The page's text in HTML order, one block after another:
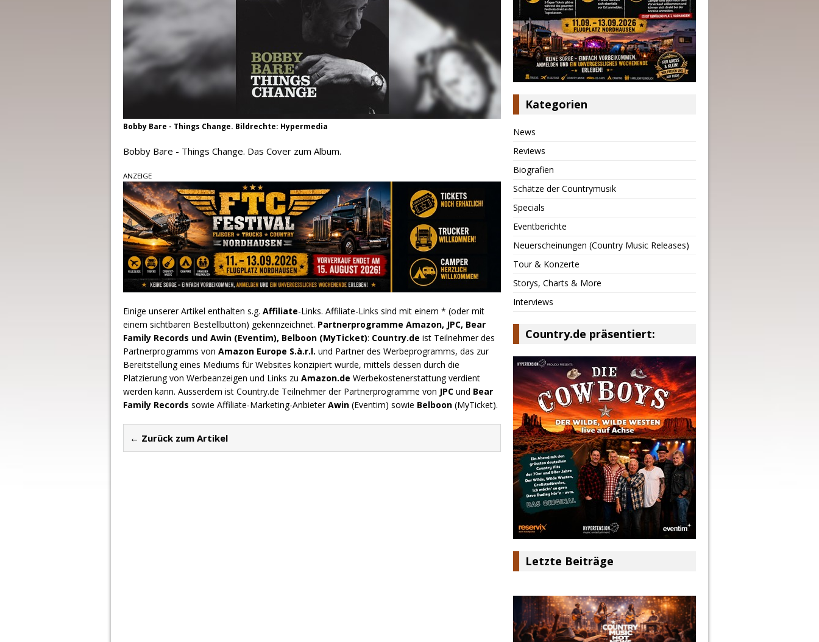
Bobby Bare - Things Change. Bildrechte: Hypermedia
Bobby Bare - Things Change. Das Cover zum Album.
ANZEIGE
Einige unserer Artikel enthalten s.g. Affiliate-Links. Affiliate-Links sind mit einem * (oder mit
einem sichtbaren Bestellbutton) gekennzeichnet. Partnerprogramme Amazon, JPC, Bear
Family Records und Awin (Eventim), Belboon (MyTicket): Country.de ist Teilnehmer des
Partnerprogramms von Amazon Europe S.à.r.l. und Partner des Werbeprogramms, das zur
Bereitstellung eines Mediums für Websites konzipiert wurde, mittels dessen durch die
Platzierung von Werbeanzeigen und Links zu Amazon.de Werbekostenerstattung verdient
werden kann. Ausserdem ist Country.de Teilnehmer der Partnerprogramme von JPC und Bear
Family Records sowie Affiliate-Marketing-AnbieterAwin (Eventim) sowie Belboon (MyTicket).
← Zurück zum Artikel
Kategorien
News
Reviews
Biografien
Schätze der Countrymusik
Specials
Eventberichte
Neuerscheinungen (Country Music Releases)
Tour & Konzerte
Storys, Charts & More
Interviews
Country.de präsentiert:
Letzte Beiträge